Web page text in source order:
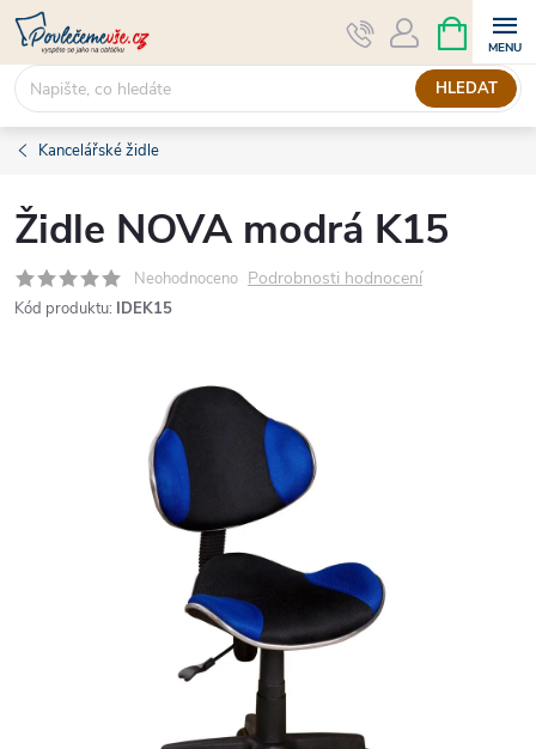
Přejít
obsah
HLEDAT
NÁKUPNÍ
KOŠÍK
Kancelářské židle
Židle NOVA modrá K15
Neohodnoceno Podrobnosti hodnocení
Kód produktu: IDEK15